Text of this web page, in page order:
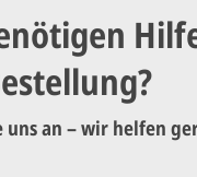
uns an – wir helfen